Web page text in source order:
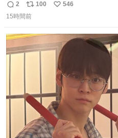
返
信
2
リ
ポ
数
100
い
数
546
15時間前